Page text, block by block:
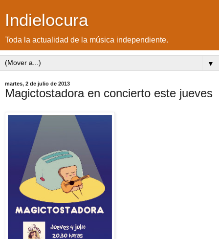
Indielocura
Toda la actualidad de la música independiente.
▼
martes, 2 de julio de 2013
Magictostadora en concierto este jueves